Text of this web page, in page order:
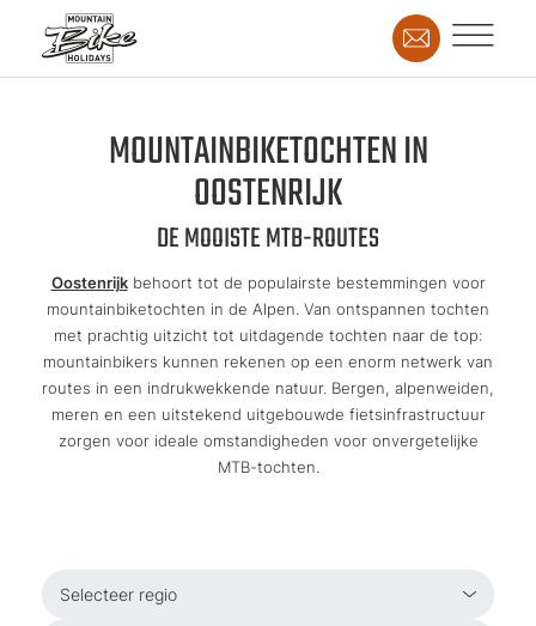
MOUNTAINBIKETOCHTEN IN
OOSTENRIJK
DE MOOISTE MTB-ROUTES
Oostenrijkbehoort tot de populairste bestemmingen voor
mountainbiketochten in de Alpen. Van ontspannen tochten
met prachtig uitzicht tot uitdagende tochten naar de top:
mountainbikers kunnen rekenen op een enorm netwerk van
routes in een indrukwekkende natuur. Bergen, alpenweiden,
meren en een uitstekend uitgebouwde fietsinfrastructuur
zorgen voor ideale omstandigheden voor onvergetelijke
MTB-tochten.
Selecteer regio